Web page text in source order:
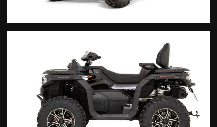
Colori disponibili Black – Granite Ridge
OMOLOGAZIONE
Finanziamenti personalizzati. Spedizione in tutta Italia.